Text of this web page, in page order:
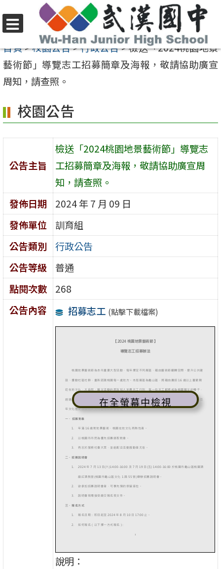
至
要
內
區
選
單
首頁>校園公告>行政公告>檢送「2024桃園地景
藝術節」導覽志工招募簡章及海報，敬請協助廣宣
周知，請查照。
校園公告
公告主旨
檢送「2024桃園地景藝術節」導覽志
工招募簡章及海報，敬請協助廣宣周
知，請查照。
發佈日期
2024 年 7 月 09 日
發佈單位
訓育組
公告類別
行政公告
公告等級
普通
點閱次數
268
公告內容
招募志工 (點擊下載檔案)
在全螢幕中檢視
說明：